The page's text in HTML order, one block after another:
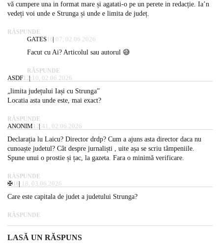
vă cumpere una in format mare și agatati-o pe un perete in redacție. Ia’n
vedeți voi unde e Strunga și unde e limita de județ.
RĂSPUNDE
GATES16:07, 02.06.2026
Facut cu Ai? Articolul sau autorul 😅
RĂSPUNDE
ASDF12:10, 02.06.2026
„limita județului Iași cu Strunga”
Locatia asta unde este, mai exact?
RĂSPUNDE
ANONIM 12:41, 02.06.2026
Declarația lu Laicu? Director drdp? Cum a ajuns asta director daca nu
cunoaște judetul? Cât despre jurnaliști , uite așa se scriu tâmpeniile.
Spune unui o prostie și țac, la gazeta. Fara o minimă verificare.
RĂSPUNDE
✠16:18, 03.06.2026
Care este capitala de judet a judetului Strunga?
RĂSPUNDE
LASĂ UN RĂSPUNS